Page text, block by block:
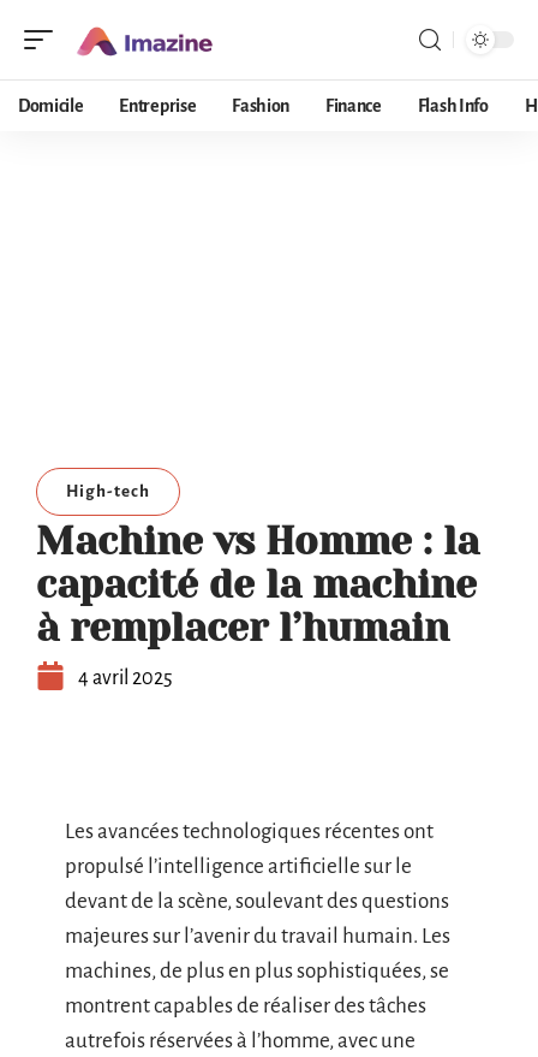
Domicile Entreprise Fashion Finance Flash Info
High-tech
Machine vs Homme : la
capacité de la machine
à remplacer l’humain
4 avril 2025
Les avancées technologiques récentes ont
propulsé l’intelligence artificielle sur le
devant de la scène, soulevant des questions
majeures sur l’avenir du travail humain. Les
machines, de plus en plus sophistiquées, se
montrent capables de réaliser des tâches
autrefois réservées à l’homme, avec une